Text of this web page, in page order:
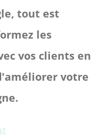
tout est
les
vos clients en
votre